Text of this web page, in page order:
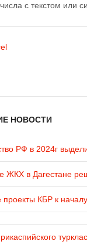
с текстом или
НОВОСТИ
РФ в 2024г
ЖКХ в Дагестане
КБР к